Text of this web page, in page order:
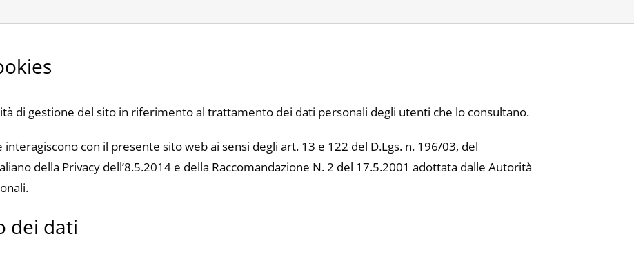
di gestione del sito in riferimento al trattamento dei dati personali degli utenti che lo consultano.
con il presente sito web ai sensi degli art. 13 e 122 del D.Lgs. n. 196/03, del
della Privacy dell’8.5.2014 e della Raccomandazione N. 2 del 17.5.2001 adottata dalle Autorità
dei dati